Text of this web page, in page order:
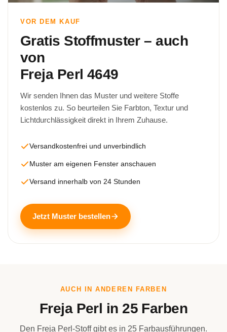
VOR DEM KAUF
Gratis Stoffmuster – auch
von
Freja Perl 4649
Wir senden Ihnen das Muster und weitere Stoffe
kostenlos zu. So beurteilen Sie Farbton, Textur und
Lichtdurchlässigkeit direkt in Ihrem Zuhause.
Versandkostenfrei und unverbindlich
Muster am eigenen Fenster anschauen
Versand innerhalb von 24 Stunden
Jetzt Muster bestellen
AUCH IN ANDEREN FARBEN
Freja Perl in 25 Farben
Den Freja Perl-Stoff gibt es in 25 Farbausführungen.